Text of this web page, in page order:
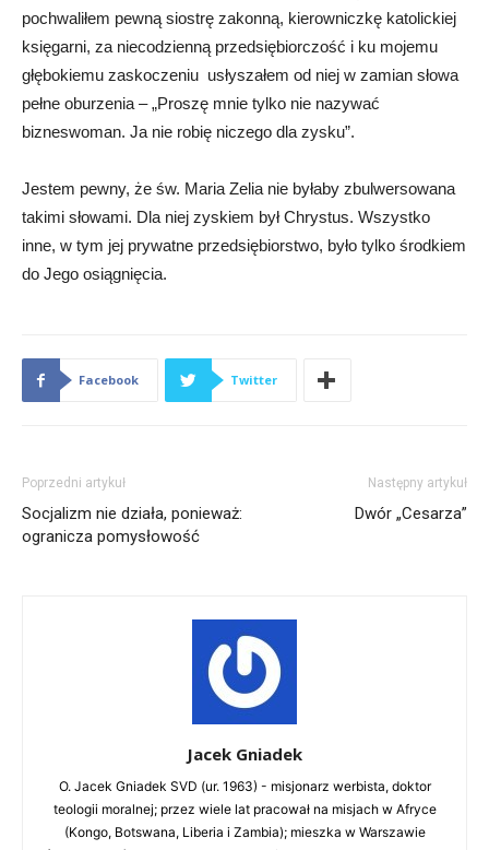
pochwaliłem pewną siostrę zakonną, kierowniczkę katolickiej
księgarni, za niecodzienną przedsiębiorczość i ku mojemu
głębokiemu zaskoczeniu usłyszałem od niej w zamian słowa
pełne oburzenia – „Proszę mnie tylko nie nazywać
bizneswoman. Ja nie robię niczego dla zysku”.
Jestem pewny, że św. Maria Zelia nie byłaby zbulwersowana
takimi słowami. Dla niej zyskiem był Chrystus. Wszystko
inne, w tym jej prywatne przedsiębiorstwo, było tylko środkiem
do Jego osiągnięcia.
Facebook Twitter
Poprzedni artykuł
Socjalizm nie działa, ponieważ:
ogranicza pomysłowość
Następny artykuł
Dwór „Cesarza”
Jacek Gniadek
O. Jacek Gniadek SVD (ur. 1963) - misjonarz werbista, doktor
teologii moralnej; przez wiele lat pracował na misjach w Afryce
(Kongo, Botswana, Liberia i Zambia); mieszka w Warszawie